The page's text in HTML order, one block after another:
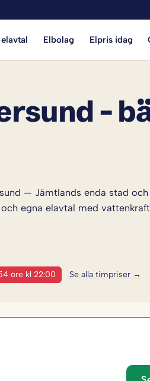
Elbolag Elpris idag
–
— Jämtlands enda stad
egna elavtal med
öre kl 22:00 Se alla timpriser →